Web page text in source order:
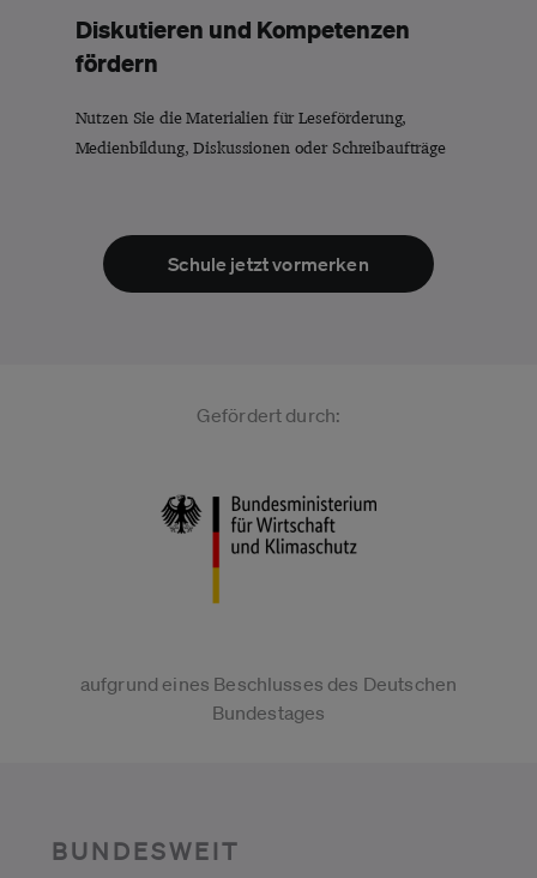
Diskutieren und Kompetenzen
fördern
Nutzen Sie die Materialien für Leseförderung,
Medienbildung, Diskussionen oder Schreibaufträge
Schule jetzt vormerken
Gefördert durch:
aufgrund eines Beschlusses des Deutschen
Bundestages
BUNDESWEIT